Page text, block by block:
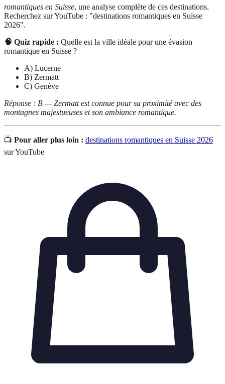
romantiques en Suisse, une analyse complète de ces destinations.
Recherchez sur YouTube : "destinations romantiques en Suisse
2026".
🧠 Quiz rapide : Quelle est la ville idéale pour une évasion
romantique en Suisse ?
A) Lucerne
B) Zermatt
C) Genève
Réponse : B — Zermatt est connue pour sa proximité avec des
montagnes majestueuses et son ambiance romantique.
📺 Pour aller plus loin : destinations romantiques en Suisse 2026
sur YouTube